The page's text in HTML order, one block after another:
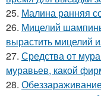
25. Малина ранняя
26. Мицелий
вырастить мицелий
27. Средства от
муравьев, какой
28.